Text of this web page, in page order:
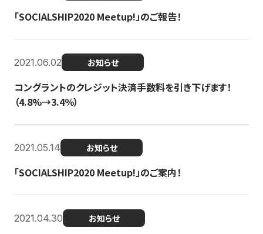
「SOCIALSHIP2020 Meetup!」のご報告！
2021.06.02 お知らせ
コングラントのクレジット決済手数料を引き下げます！
（4.8%→3.4％）
2021.05.14 お知らせ
「SOCIALSHIP2020 Meetup!」のご案内！
2021.04.30 お知らせ